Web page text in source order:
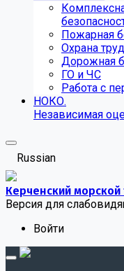
Пожарная
Охрана
Дорожная
ГО и ЧС
Работа с
НОКО.
Независимая
Russian
Керченский
Версия для
Войти